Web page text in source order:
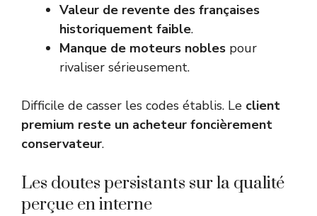
Valeur de revente des françaises
historiquement faible.
Manque de moteurs nobles pour
rivaliser sérieusement.
Difficile de casser les codes établis. Le client
premium reste un acheteur foncièrement
conservateur.
Les doutes persistants sur la qualité
perçue en interne